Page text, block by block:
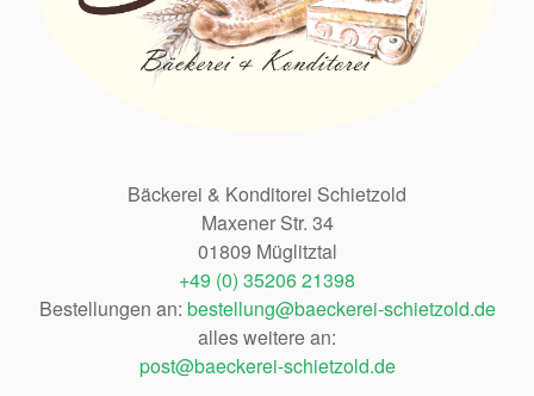
Bäckerei & Konditorei Schietzold
Maxener Str. 34
01809 Müglitztal
+49 (0) 35206 21398
Bestellungen an: bestellung@baeckerei-schietzold.de
alles weitere an:
post@baeckerei-schietzold.de